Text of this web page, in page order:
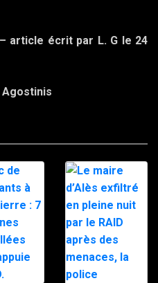
article écrit par L. G le 24